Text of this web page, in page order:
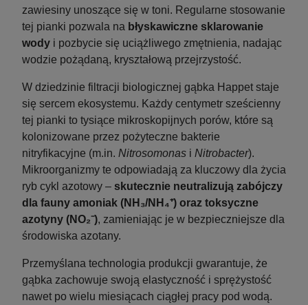
zawiesiny unoszące się w toni. Regularne stosowanie
tej pianki pozwala na błyskawiczne sklarowanie
wody i pozbycie się uciążliwego zmętnienia, nadając
wodzie pożądaną, kryształową przejrzystość.
W dziedzinie filtracji biologicznej gąbka Happet staje
się sercem ekosystemu. Każdy centymetr sześcienny
tej pianki to tysiące mikroskopijnych porów, które są
kolonizowane przez pożyteczne bakterie
nitryfikacyjne (m.in. Nitrosomonas i Nitrobacter).
Mikroorganizmy te odpowiadają za kluczowy dla życia
ryb cykl azotowy – skutecznie neutralizują zabójczy
dla fauny amoniak (NH₃/NH₄⁺) oraz toksyczne
azotyny (NO₂⁻), zamieniając je w bezpieczniejsze dla
środowiska azotany.
Przemyślana technologia produkcji gwarantuje, że
gąbka zachowuje swoją elastyczność i sprężystość
nawet po wielu miesiącach ciągłej pracy pod wodą.